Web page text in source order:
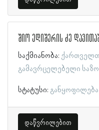
შიო ედიშერის ძე
საქმიანობა:
გამავრცელებელი
სტატუსი:
დაწვრილებით